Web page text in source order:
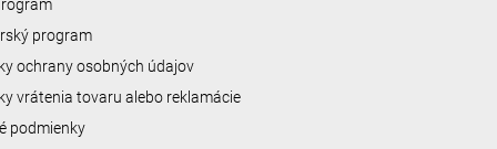
program
ochrany osobných údajov
vrátenia tovaru alebo reklamácie
podmienky